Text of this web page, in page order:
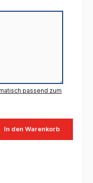
passend zum
In den Warenkorb